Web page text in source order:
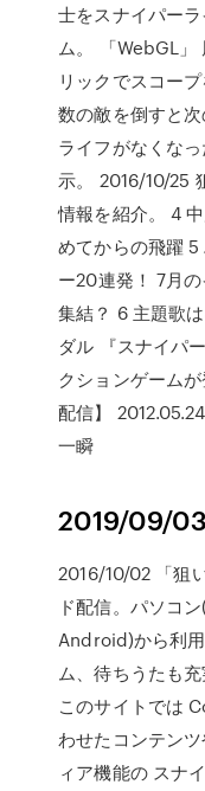
士をスナイパー
ム。 「WebGL」
リックでスコー
数の敵を倒すと
ライフがなくな
示。 2016/10/25
情報を紹介。 4
めてからの飛躍
ー20連発！ 7月
集結？ 6 主題歌
ダル 『スナイパ
クションゲーム
配信】
一瞬
2019/09/03
2016/10/02 「狙
ド配信。パソコ
Android)から利
ム、待ちうたも
このサイトでは
わせたコンテン
ィア機能の スナ